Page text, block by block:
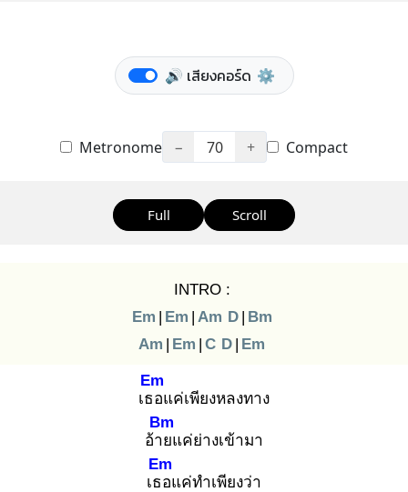
🔊 เสียงคอร์ด ⚙️
Metronome − 70 + Compact
Full Scroll
INTRO :
Em | Em | Am D | Bm
Am | Em | C D | Em
เธอ
Em
แค่เพียงหลงทาง
อ้าย
Bm
แค่ย่างเข้ามา
เธอ
Em
แค่ทำเพียงว่า